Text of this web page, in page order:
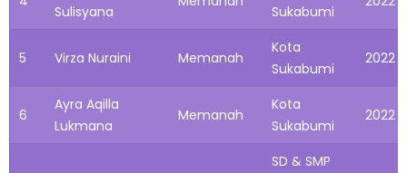
Sulisyana Sukabumi
5 Virza Nuraini Memanah
Kota
Sukabumi
2022
6
Ayra Aqilla
Lukmana
Memanah
Kota
Sukabumi
2022
SD & SMP